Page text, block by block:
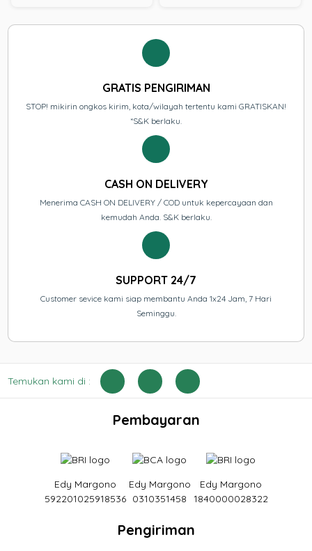
GRATIS PENGIRIMAN
STOP! mikirin ongkos kirim, kota/wilayah tertentu kami GRATISKAN!
*S&K berlaku.
CASH ON DELIVERY
Menerima CASH ON DELIVERY / COD untuk kepercayaan dan
kemudah Anda. S&K berlaku.
SUPPORT 24/7
Customer sevice kami siap membantu Anda 1x24 Jam, 7 Hari
Seminggu.
Temukan kami di :
Pembayaran
Edy Margono
592201025918536
Edy Margono
0310351458
Edy Margono
1840000028322
Pengiriman